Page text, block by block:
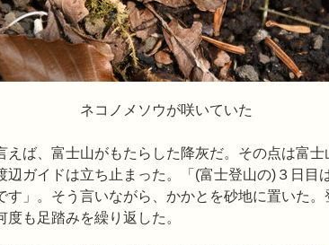
が咲いていた
ば、富士山がもたらした降灰だ。その点は富士
辺ガイドは立ち止まった。「(富士登山の)３日目
す」。そう言いながら、かかとを砂地に置いた
も足踏みを繰り返した。